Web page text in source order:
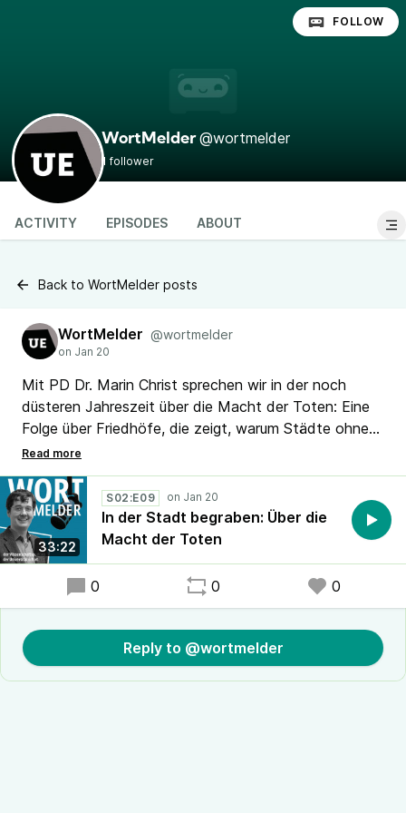
WortMelder @wortmelder
1 follower
FOLLOW
ACTIVITY EPISODES ABOUT
Back to WortMelder posts
WortMelder @wortmelder
Mit PD Dr. Marin Christ sprechen wir in der noch
düsteren Jahreszeit über die Macht der Toten: Eine
Folge über Friedhöfe, die zeigt, warum Städte ohne
ihre Toten nicht zu verstehen sind – und warum wir
ihnen bis heute näher sind, als wir denken.
33:22
S02:E09
In der Stadt begraben: Über die
Macht der Toten
0 0 0
Reply to @wortmelder